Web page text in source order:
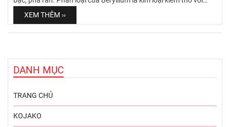
điểm nóng chảy tới 1.287oC và điểm sôi là 2.569oC, hơn nữa
cấu trúc tinh thể là lục giác. Do đó, Đồng hợp kim Beryllium
C17200 là có cơ tính khá cao để sử dụng làm Bánh hàn lăn/
thẩm mỹ, độ bền cao và đẹp.
XEM THÊM ››
DANH MỤC
TRANG CHỦ
KOJAKO